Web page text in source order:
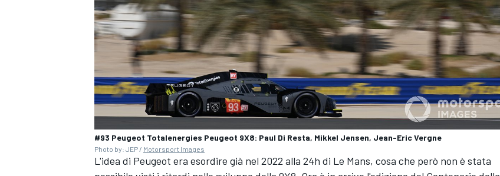
MONOMARCA
#93 Peugeot Totalenergies Peugeot 9X8: Paul Di Resta, Mikkel Jensen, Jean-Eric Vergne
Photo by: JEP / Motorsport Images
L'idea di Peugeot era esordire già nel 2022 alla 24h di Le Mans, cosa che però non è stata